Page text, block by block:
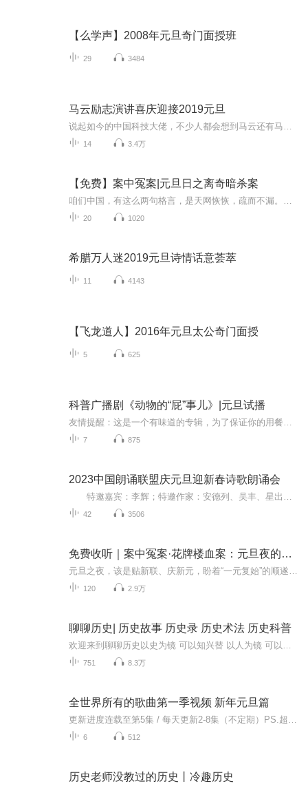
【么学声】2008年元旦奇门面授班
29 3484
马云励志演讲喜庆迎接2019元旦
14 3.4万
【免费】案中冤案|元旦日之离奇暗杀案
20 1020
希腊万人迷2019元旦诗情话意荟萃
11 4143
【飞龙道人】2016年元旦太公奇门面授
5 625
科普广播剧《动物的“屁”事儿》|元旦试播
7 875
2023中国朗诵联盟庆元旦迎新春诗歌朗诵会
42 3506
免费收听｜案中冤案·花牌楼血案：元旦夜的沉冤与昭雪
120 2.9万
聊聊历史| 历史故事 历史录 历史术法 历史科普
751 8.3万
全世界所有的歌曲第一季视频 新年元旦篇
6 512
历史老师没教过的历史丨冷趣历史